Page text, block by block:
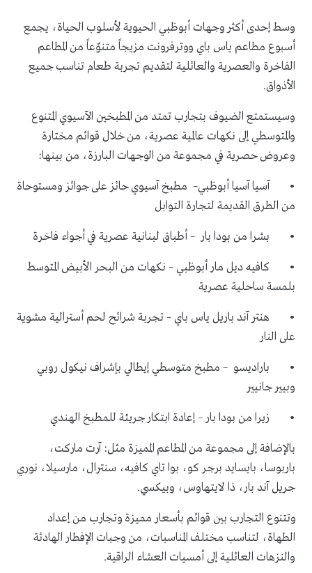
وسط إحدى أكثر وجهات أبوظبي الحيوية لأسلوب الحياة، يجمع
أسبوع مطاعم ياس باي ووترفرونت مزيجاً متنوّعاً من المطاعم
الفاخرة والعصرية والعائلية لتقديم تجربة طعام تناسب جميع
الأذواق.
وسيستمتع الضيوف بتجارب تمتد من المطبخين الآسيوي المتنوع
والمتوسطي إلى نكهات عالمية عصرية، من خلال قوائم مختارة
وعروض حصرية في مجموعة من الوجهات البارزة، من بينها:
• آسيا آسيا أبوظبي– مطبخ آسيوي حائز على جوائز ومستوحاة
من الطرق القديمة لتجارة التوابل
• بشرا من بودا بار – أطباق لبنانية عصرية في أجواء فاخرة
• كافيه ديل مار أبوظبي – نكهات من البحر الأبيض المتوسط
بلمسة ساحلية عصرية
• هنتر آند باريل ياس باي – تجربة شرائح لحم أسترالية مشوية
على النار
• باراديسو – مطبخ متوسطي إيطالي بإشراف نيكول روبي
وبيير جانيير
• زيرا من بودا بار – إعادة ابتكار جريئة للمطبخ الهندي
بالإضافة إلى مجموعة من المطاعم المميزة مثل: آرت ماركت،
باربوسا، بايسايد برجر كو، بوا تاي كافيه، سنترال، مارسيلا، نوري
جريل آند بار، ذا لايتهاوس، وبيكسي.
وتتنوع التجارب بين قوائم بأسعار مميزة وتجارب من إعداد
الطهاة، لتناسب مختلف المناسبات، من وجبات الإفطار الهادئة
والنزهات العائلية إلى أمسيات العشاء الراقية.